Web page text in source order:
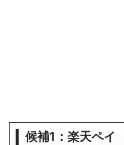
候補1：楽天ペイ